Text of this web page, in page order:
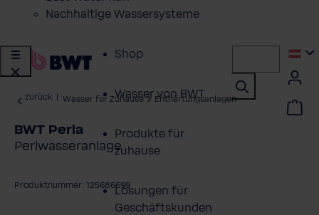
Nachhaltige Wassersysteme
Shop
Wasser von BWT
Produkte für
zuhause
Lösungen für
Geschäftskunden
zurück Wasser für Zuhause Enthärtungsanlagen
BWT Perla
Perlwasseranlage
Produktnummer: 125686699